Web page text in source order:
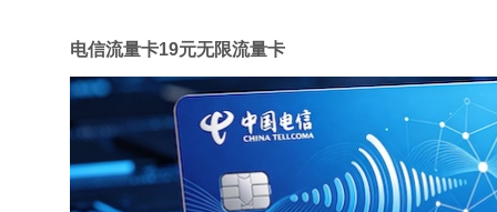
电信流量卡19元无限流量卡